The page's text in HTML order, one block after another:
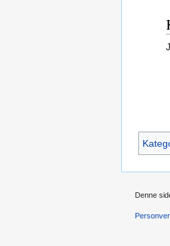
Denne